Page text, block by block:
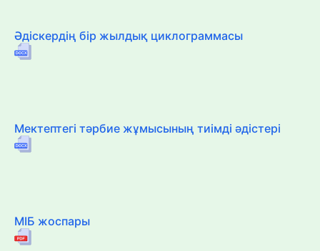
Әдіскердің бір жылдық циклограммасы
Мектептегі тәрбие жұмысының тиімді әдістері
МІБ жоспары